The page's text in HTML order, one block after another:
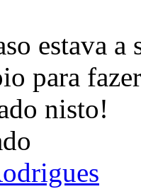
estava
para
nisto!